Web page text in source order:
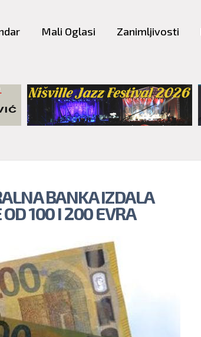
Mali Oglasi Zanimljivosti
BANKA IZDALA
100 I 200 EVRA